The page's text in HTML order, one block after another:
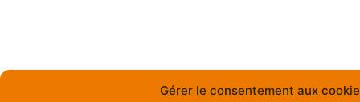
Gérer le consentement aux